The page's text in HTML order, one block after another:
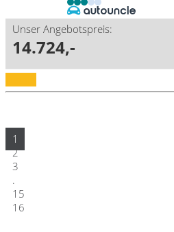
Unser Angebotspreis:
14.724,-
1
2
3
.
15
16